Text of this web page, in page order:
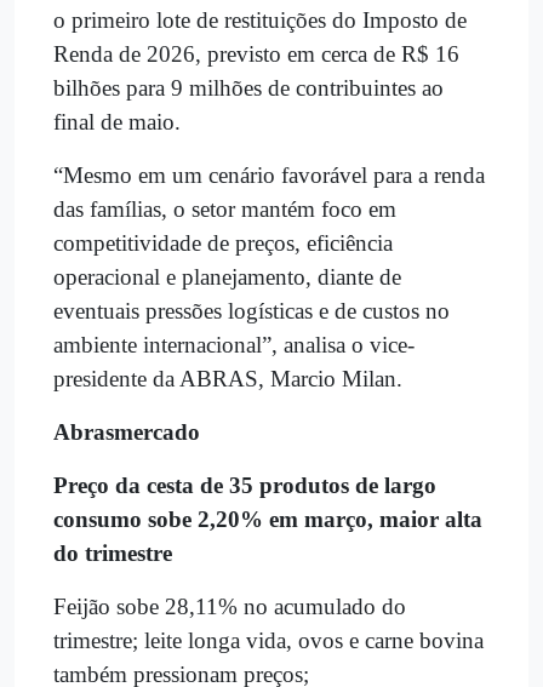
o primeiro lote de restituições do Imposto de
Renda de 2026, previsto em cerca de R$ 16
bilhões para 9 milhões de contribuintes ao
final de maio.
“Mesmo em um cenário favorável para a renda
das famílias, o setor mantém foco em
competitividade de preços, eficiência
operacional e planejamento, diante de
eventuais pressões logísticas e de custos no
ambiente internacional”, analisa o vice-
presidente da ABRAS, Marcio Milan.
Abrasmercado
Preço da cesta de 35 produtos de largo
consumo sobe 2,20% em março, maior alta
do trimestre
Feijão sobe 28,11% no acumulado do
trimestre; leite longa vida, ovos e carne bovina
também pressionam preços;